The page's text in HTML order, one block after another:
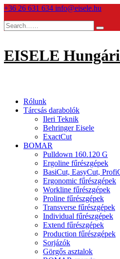
Skip
content
+36 26 631 634 info@eisele.hu
EISELE
Rólunk
Tárcsás darabolók
Ileri Teknik
Behringer Eisele
ExactCut
BOMAR
Pulldown 160.120 G
Ergoline fűrészgépek
BasiCut, EasyCut,
Ergonomic fűrészgépek
Workline fűrészgépek
Proline fűrészgépek
Transverse fűrészgépek
Individual fűrészgépek
Extend fűrészgépek
Production fűrészgépek
Sorjázók
Görgős asztalok